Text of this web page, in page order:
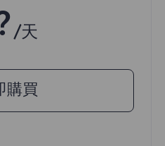
/天
購買